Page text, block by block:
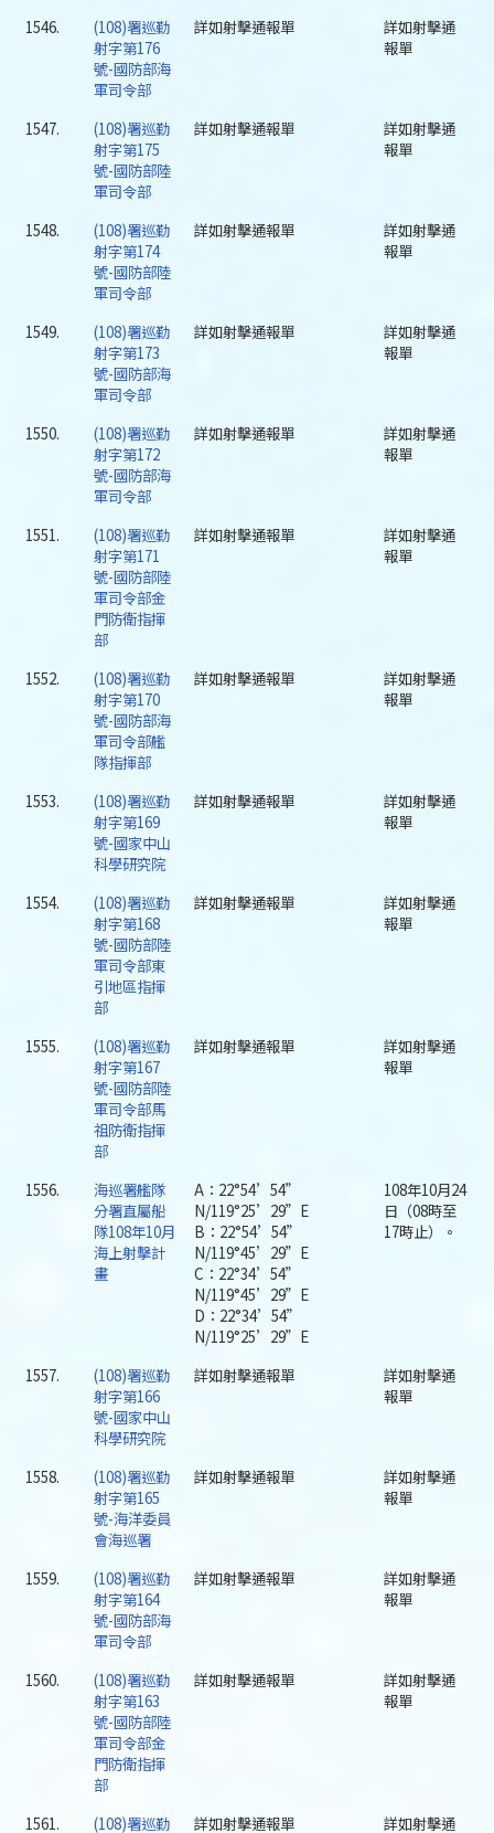
1546.
(108)署巡勤
射字第176
號-國防部海
軍司令部
詳如射擊通報單
詳如射擊通
報單
1547.
(108)署巡勤
射字第175
號-國防部陸
軍司令部
詳如射擊通報單
詳如射擊通
報單
1548.
(108)署巡勤
射字第174
號-國防部陸
軍司令部
詳如射擊通報單
詳如射擊通
報單
1549.
(108)署巡勤
射字第173
號-國防部海
軍司令部
詳如射擊通報單
詳如射擊通
報單
1550.
(108)署巡勤
射字第172
號-國防部海
軍司令部
詳如射擊通報單
詳如射擊通
報單
1551.
(108)署巡勤
射字第171
號-國防部陸
軍司令部金
門防衛指揮
部
詳如射擊通報單
詳如射擊通
報單
1552.
(108)署巡勤
射字第170
號-國防部海
軍司令部艦
隊指揮部
詳如射擊通報單
詳如射擊通
報單
1553.
(108)署巡勤
射字第169
號-國家中山
科學研究院
詳如射擊通報單
詳如射擊通
報單
1554.
(108)署巡勤
射字第168
號-國防部陸
軍司令部東
引地區指揮
部
詳如射擊通報單
詳如射擊通
報單
1555.
(108)署巡勤
射字第167
號-國防部陸
軍司令部馬
祖防衛指揮
部
詳如射擊通報單
詳如射擊通
報單
1556.
海巡署艦隊
分署直屬船
隊108年10月
海上射擊計
畫
A：22°54’54”
N/119°25’29”E
B：22°54’54”
N/119°45’29”E
C：22°34’54”
N/119°45’29”E
D：22°34’54”
N/119°25’29”E
108年10月24
日（08時至
17時止）。
1557.
(108)署巡勤
射字第166
號-國家中山
科學研究院
詳如射擊通報單
詳如射擊通
報單
1558.
(108)署巡勤
射字第165
號-海洋委員
會海巡署
詳如射擊通報單
詳如射擊通
報單
1559.
(108)署巡勤
射字第164
號-國防部海
軍司令部
詳如射擊通報單
詳如射擊通
報單
1560.
(108)署巡勤
射字第163
號-國防部陸
軍司令部金
門防衛指揮
部
詳如射擊通報單
詳如射擊通
報單
1561. (108)署巡勤 詳如射擊通報單 詳如射擊通